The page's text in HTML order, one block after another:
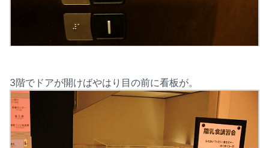
3階でドアが開けばやはり目の前に看板が。